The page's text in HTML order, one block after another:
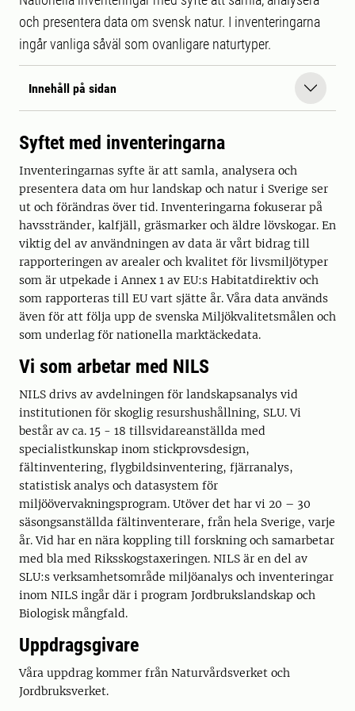
och presentera data om svensk natur. I inventeringarna
ingår vanliga såväl som ovanligare naturtyper.
Innehåll på sidan
Syftet med inventeringarna
Inventeringarnas syfte är att samla, analysera och
presentera data om hur landskap och natur i Sverige ser
ut och förändras över tid. Inventeringarna fokuserar på
havsstränder, kalfjäll, gräsmarker och äldre lövskogar. En
viktig del av användningen av data är vårt bidrag till
rapporteringen av arealer och kvalitet för livsmiljötyper
som är utpekade i Annex 1 av EU:s Habitatdirektiv och
som rapporteras till EU vart sjätte år. Våra data används
även för att följa upp de svenska Miljökvalitetsmålen och
som underlag för nationella marktäckedata.
Vi som arbetar med NILS
NILS drivs av avdelningen för landskapsanalys vid
institutionen för skoglig resurshushållning, SLU. Vi
består av ca. 15 - 18 tillsvidareanställda med
specialistkunskap inom stickprovsdesign,
fältinventering, flygbildsinventering, fjärranalys,
statistisk analys och datasystem för
miljöövervakningsprogram. Utöver det har vi 20 – 30
säsongsanställda fältinventerare, från hela Sverige, varje
år. Vid har en nära koppling till forskning och samarbetar
med bla med Riksskogstaxeringen. NILS är en del av
SLU:s verksamhetsområde miljöanalys och inventeringar
inom NILS ingår där i program Jordbrukslandskap och
Biologisk mångfald.
Uppdragsgivare
Våra uppdrag kommer från Naturvårdsverket och
Jordbruksverket.